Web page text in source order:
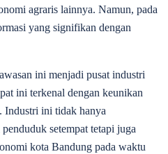
agraris lainnya. Namun, pada
yang signifikan dengan
ini menjadi pusat industri
ini terkenal dengan keunikan
Industri ini tidak hanya
setempat tetapi juga
kota Bandung pada waktu